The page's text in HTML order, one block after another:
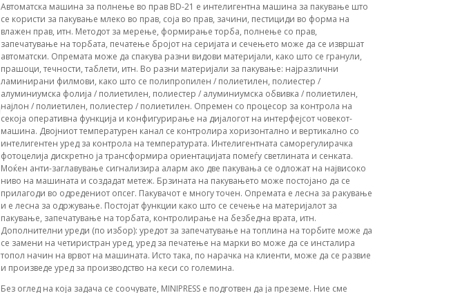
Автоматска машина за полнење во прав BD-21 е интелигентна машина за пакување што
се користи за пакување млеко во прав, соја во прав, зачини, пестициди во форма на
влажен прав, итн. Методот за мерење, формирање торба, полнење со прав,
запечатување на торбата, печатење бројот на серијата и сечењето може да се извршат
автоматски. Опремата може да спакува разни видови материјали, како што се гранули,
прашоци, течности, таблети, итн. Во разни материјали за пакување: најразлични
ламинирани филмови, како што се полипропилен / полиетилен, полиестер /
алуминиумска фолија / полиетилен, полиестер / алуминиумска обвивка / полиетилен,
најлон / полиетилен, полиестер / полиетилен. Опремен со процесор за контрола на
секоја оперативна функција и конфигурирање на дијалогот на интерфејсот човекот-
машина. Двојниот температурен канал се контролира хоризонтално и вертикално со
интелигентен уред за контрола на температурата. Интелигентната саморегулирачка
фотоцелија дискретно ја трансформира ориентацијата помеѓу светлината и сенката.
Моќен анти-заглавување сигнализира аларм ако две пакувања се одложат на највисоко
ниво на машината и создадат метеж. Брзината на пакувањето може постојано да се
прилагоди во одредениот опсег. Пакувачот е многу точен. Опремата е лесна за ракување
и е лесна за одржување. Постојат функции како што се сечење на материјалот за
пакување, запечатување на торбата, контролирање на безбедна врата, итн.
Дополнителни уреди (по избор): уредот за запечатување на топлина на торбите може да
се замени на четиристран уред, уред за печатење на марки во може да се инсталира
топол начин на врвот на машината. Исто така, по нарачка на клиенти, може да се развие
и произведе уред за производство на кеси со големина.
Без оглед на која задача се соочувате, MINIPRESS е подготвен да ја преземе. Ние сме